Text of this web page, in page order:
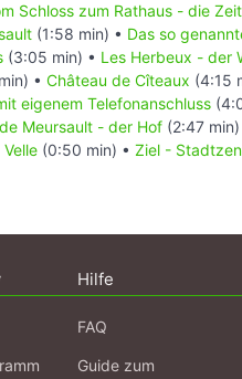
Schloss zum Rathaus - die
(1:58 min) • Das so
(3:05 min) • Les Herbeux - der
• Château de Cîteaux (4:15
eigenem Telefonanschluss
Meursault - der Hof (2:47 min)
(0:50 min) • Ziel -
Hilfe
FAQ
Guide zum